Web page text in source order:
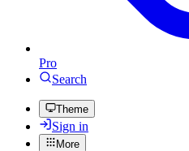
Pro
Search
Theme
Sign in
More